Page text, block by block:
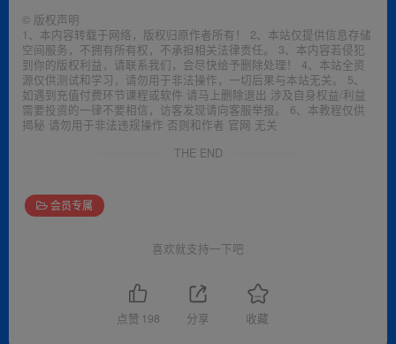
© 版权声明
1、本内容转载于网络，版权归原作者所有！ 2、本站仅提供信息存储
空间服务，不拥有所有权，不承担相关法律责任。 3、本内容若侵犯
到你的版权利益，请联系我们，会尽快给予删除处理！ 4、本站全资
源仅供测试和学习，请勿用于非法操作，一切后果与本站无关。 5、
如遇到充值付费环节课程或软件 请马上删除退出 涉及自身权益/利益
需要投资的一律不要相信，访客发现请向客服举报。 6、本教程仅供
揭秘 请勿用于非法违规操作 否则和作者 官网 无关
THE END
会员专属
喜欢就支持一下吧
点赞 198 分享 收藏